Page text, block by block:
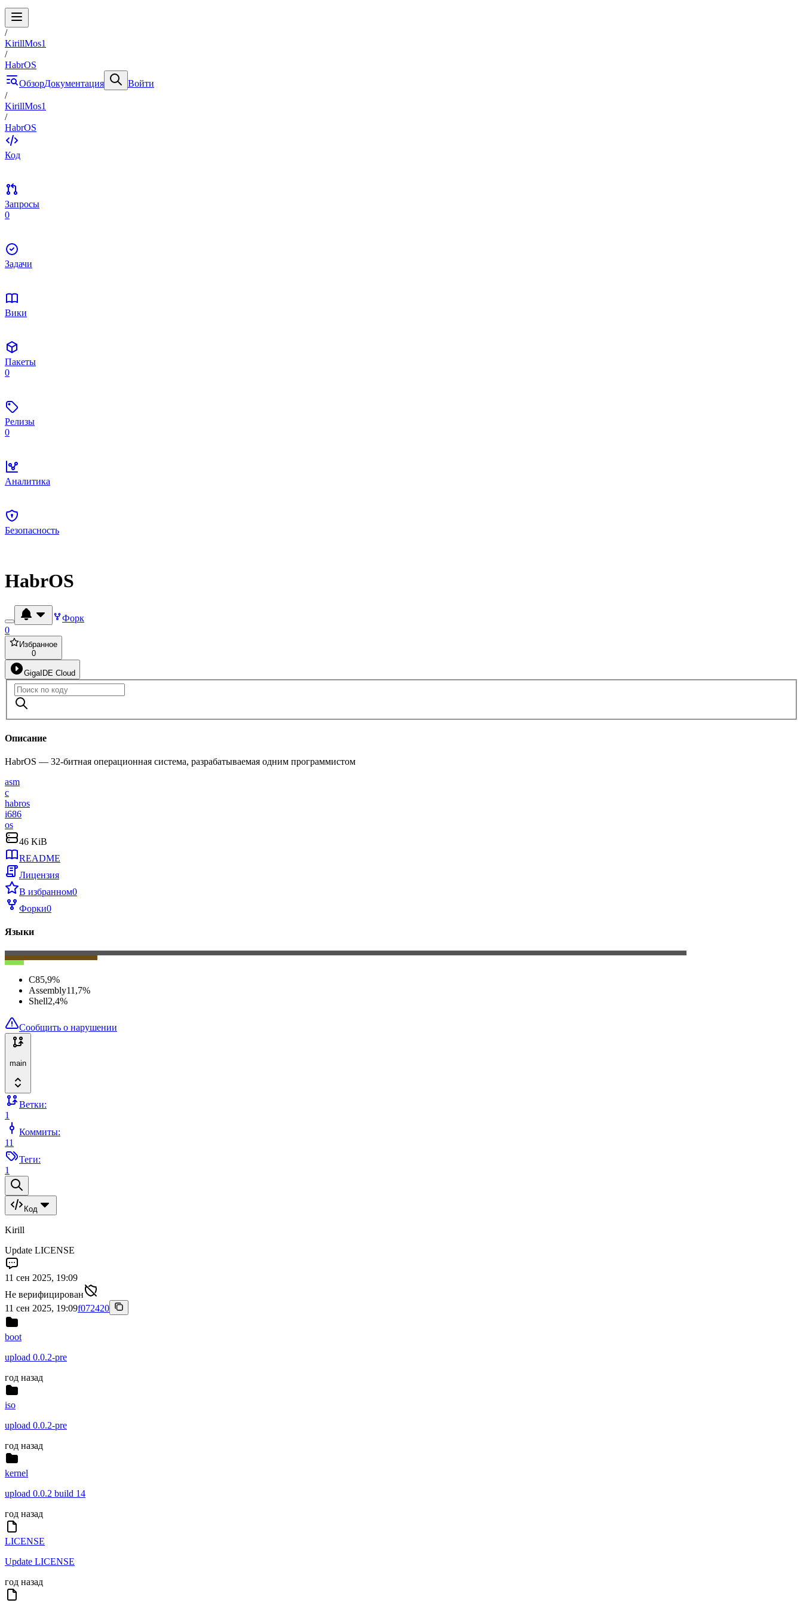
/
KirillMos1
/
HabrOS
ОбзорДокументация
Войти
/
KirillMos1
/
HabrOS
Код
Запросы
0
Задачи
Вики
Пакеты
0
Релизы
0
Аналитика
Безопасность
HabrOS
Форк
0
Избранное
0
GigaIDE Cloud
Описание
HabrOS — 32-битная операционная система, разрабатываемая одним программистом
asm
c
habros
i686
os
46 KiB
README
Лицензия
В избранном0
Форки0
Языки
C85,9%
Assembly11,7%
Shell2,4%
Сообщить о нарушении
main
Ветки:
1
Коммиты:
11
Теги:
1
Код
Kirill
Update LICENSE
11 сен 2025, 19:09
Не верифицирован
11 сен 2025, 19:09f072420
boot
upload 0.0.2-pre
год назад
iso
upload 0.0.2-pre
год назад
kernel
upload 0.0.2 build 14
год назад
LICENSE
Update LICENSE
год назад